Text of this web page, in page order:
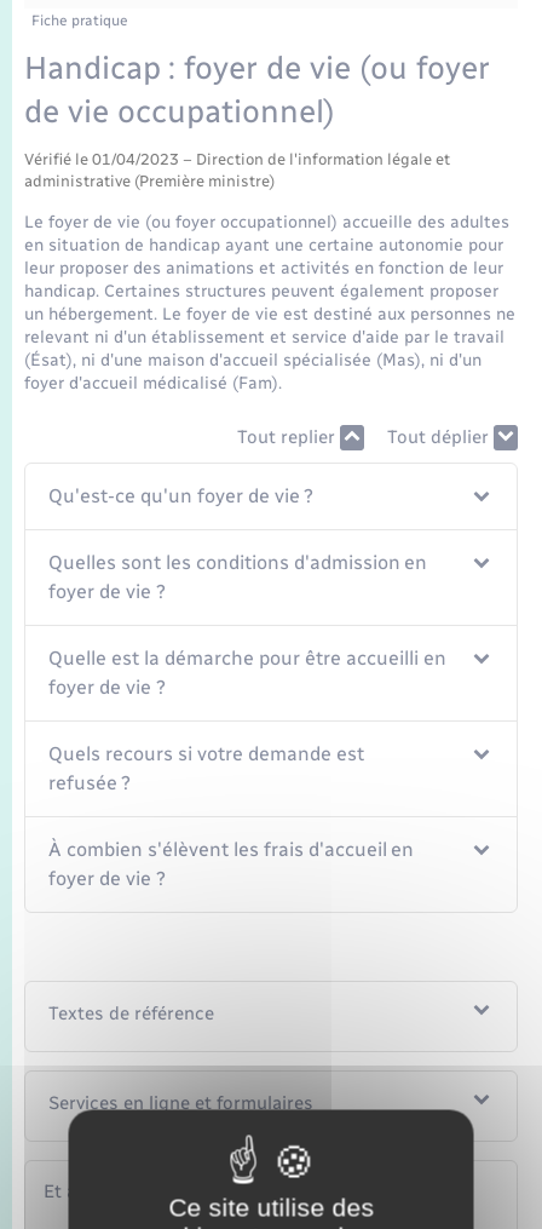
Mariage – PACS
Parrainage civil
Recensement
Fiche pratique
Handicap : foyer de vie (ou foyer
de vie occupationnel)
Vérifié le 01/04/2023 – Direction de l'information légale et
administrative (Première ministre)
Le foyer de vie (ou foyer occupationnel) accueille des adultes
en situation de handicap ayant une certaine autonomie pour
leur proposer des animations et activités en fonction de leur
handicap. Certaines structures peuvent également proposer
un hébergement. Le foyer de vie est destiné aux personnes ne
relevant ni d'un établissement et service d'aide par le travail
(Ésat), ni d'une maison d'accueil spécialisée (Mas), ni d'un
foyer d'accueil médicalisé (Fam).
Tout replier Tout déplier
Qu'est-ce qu'un foyer de vie ?
Quelles sont les conditions d'admission en
foyer de vie ?
Quelle est la démarche pour être accueilli en
foyer de vie ?
Quels recours si votre demande est
refusée ?
À combien s'élèvent les frais d'accueil en
foyer de vie ?
Textes de référence
Services en ligne et formulaires
Et aussi
Ce site utilise des